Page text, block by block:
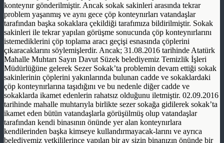
konteynır gönderilmiştir. Ancak sokak sakinleri arasında tekrar
problem yaşanmış ve aynı gece çöp konteynırları vatandaşlar
tarafından başka sokaklara çekildiği tarafımıza bildirilmiştir. Sokak
sakinleri ile tekrar yapılan görüşme sonucunda çöp konteynırlarını
istemediklerini çöp toplama aracı geçişi esnasında çöplerini
çıkaracaklarını söylemişlerdir. Ancak; 31.08.2016 tarihinde Atatürk
Mahalle Muhtarı Sayın Davut Süzek belediyemiz Temizlik İşleri
Müdürlüğüne gelerek Sezer Sokak’ta problemin devam ettiği sokak
sakinlerinin çöplerini yakınlarında bulunan cadde ve sokaklardaki
çöp konteynırlarına taşıdığını ve bu nedenle diğer cadde ve
sokaklarda ikamet edenlerin rahatsız olduğunu iletmiştir. 02.09.2016
tarihinde mahalle muhtarıyla birlikte sezer sokağa gidilerek sokak’ta
ikamet eden bütün vatandaşlarla görüşülmüş olup vatandaşlar
tarafından kendi binasının önünde yer alan konteynırlara
kendilerinden başka kimseye kullandırmayacak-larını ve ayrıca
belediyemiz yetkililerince yapılan bir ay sizin binanızın önünde bir